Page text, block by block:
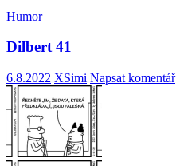
Humor
Dilbert 41
6.8.2022 XSimi Napsat komentář